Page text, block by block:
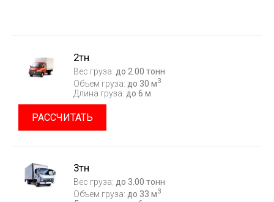
2тн
Вес груза: до 2.00 тонн
Объем груза: до 30 м3
Длина груза: до 6 м
РАССЧИТАТЬ
3тн
Вес груза: до 3.00 тонн
Объем груза: до 33 м3